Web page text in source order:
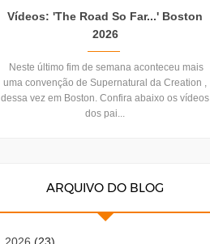
Vídeos: 'The Road So Far...' Boston
2026
Neste último fim de semana aconteceu mais
uma convenção de Supernatural da Creation ,
dessa vez em Boston. Confira abaixo os vídeos
dos pai...
ARQUIVO DO BLOG
2026 (23)